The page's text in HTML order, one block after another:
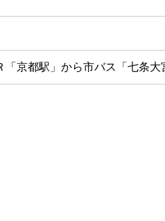
京都駅」から市バス「七条